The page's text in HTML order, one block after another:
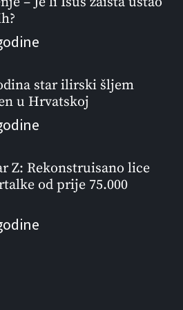
star ilirski šljem
u Hrvatskoj
Z: Rekonstruisano lice
od prije 75.000